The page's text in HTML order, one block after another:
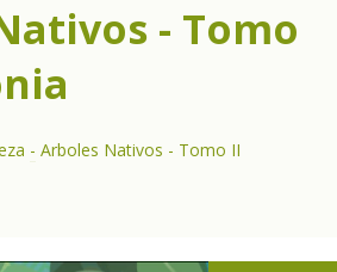
- Tomo
- Arboles Nativos - Tomo II